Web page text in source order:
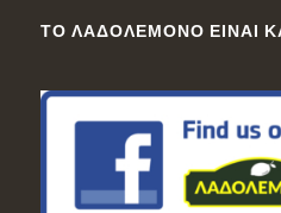
ΤΟ ΛΑΔΟΛΈΜΟΝΟ ΕΊΝΑΙ